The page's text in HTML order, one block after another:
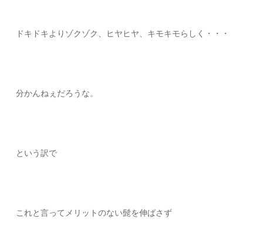
ドキドキよりゾクゾク、ヒヤヒヤ、キモキモらしく・・・
分かんねぇだろうな。
という訳で
これと言ってメリットのない髭を伸ばさず